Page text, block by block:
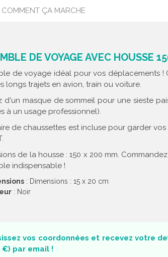
COMMENT ÇA MARCHE
DE VOYAGE AVEC HOUSSE
de voyage idéal pour vos déplacements
longs trajets en avion, train ou voiture.
d'un masque de sommeil pour une sieste
à un usage professionnel).
de chaussettes est incluse pour garder
de la housse : 150 x 200 mm.
indispensable !
: Dimensions : 15 x 20 cm
: Noir
vos coordonnées et recevez votre
€) par email !